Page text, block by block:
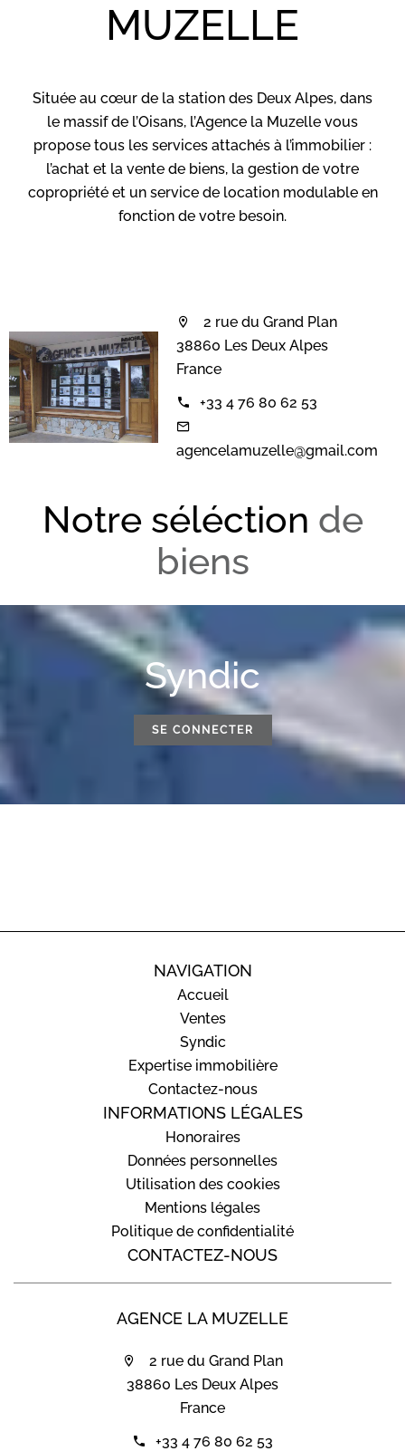
MUZELLE
Située au cœur de la station des Deux Alpes, dans
le massif de l’Oisans, l’Agence la Muzelle vous
propose tous les services attachés à l’immobilier :
l’achat et la vente de biens, la gestion de votre
copropriété et un service de location modulable en
fonction de votre besoin.
2 rue du Grand Plan
38860 Les Deux Alpes
France
+33 4 76 80 62 53
agencelamuzelle@gmail.com
Notre séléction de
biens
Syndic
SE CONNECTER
NAVIGATION
Accueil
Ventes
Syndic
Expertise immobilière
Contactez-nous
INFORMATIONS LÉGALES
Honoraires
Données personnelles
Utilisation des cookies
Mentions légales
Politique de confidentialité
CONTACTEZ-NOUS
AGENCE LA MUZELLE
2 rue du Grand Plan
38860 Les Deux Alpes
France
+33 4 76 80 62 53